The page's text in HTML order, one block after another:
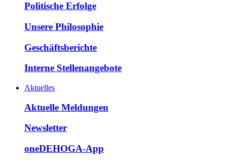
Politische Erfolge
Unsere Philosophie
Geschäftsberichte
Interne Stellenangebote
Aktuelles
Aktuelle Meldungen
Newsletter
oneDEHOGA-App